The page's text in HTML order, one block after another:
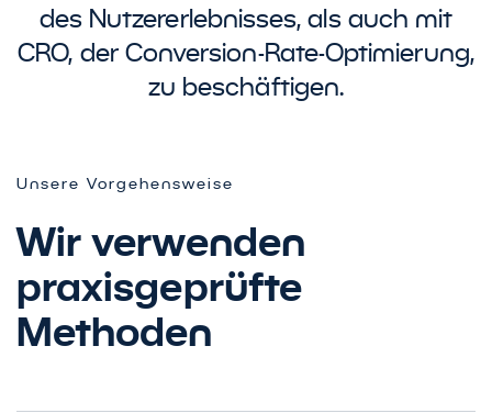
des Nutzererlebnisses, als auch mit
CRO, der Conversion-Rate-Optimierung,
zu beschäftigen.
Unsere Vorgehensweise
Wir verwenden
praxisgeprüfte
Methoden